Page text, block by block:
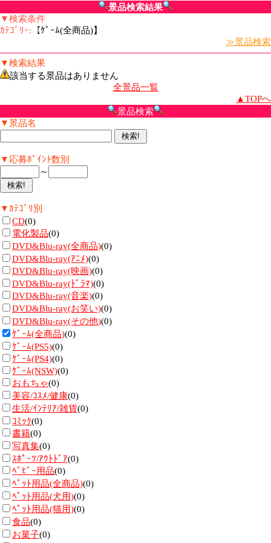
景品検索結果
▼検索条件
ｶﾃｺﾞﾘｰ: 【ｹﾞｰﾑ(全商品)】
≫景品検索
▼検索結果
該当する景品はありません
全景品一覧
▲TOPへ
景品検索
▼景品名
▼応募ﾎﾟｲﾝﾄ数別
～
▼ｶﾃｺﾞﾘ別
CD(0)
電化製品(0)
DVD&Blu-ray(全商品)(0)
DVD&Blu-ray(ｱﾆﾒ)(0)
DVD&Blu-ray(映画)(0)
DVD&Blu-ray(ﾄﾞﾗﾏ)(0)
DVD&Blu-ray(音楽)(0)
DVD&Blu-ray(お笑い)(0)
DVD&Blu-ray(その他)(0)
ｹﾞｰﾑ(全商品)(0)
ｹﾞｰﾑ(PS5)(0)
ｹﾞｰﾑ(PS4)(0)
ｹﾞｰﾑ(NSW)(0)
おもちゃ(0)
美容/ｺｽﾒ/健康(0)
生活/ｲﾝﾃﾘｱ/雑貨(0)
ｺﾐｯｸ(0)
書籍(0)
写真集(0)
ｽﾎﾟｰﾂ/ｱｳﾄﾄﾞｱ(0)
ﾍﾞﾋﾞｰ用品(0)
ﾍﾟｯﾄ用品(全商品)(0)
ﾍﾟｯﾄ用品(犬用)(0)
ﾍﾟｯﾄ用品(猫用)(0)
食品(0)
お菓子(0)